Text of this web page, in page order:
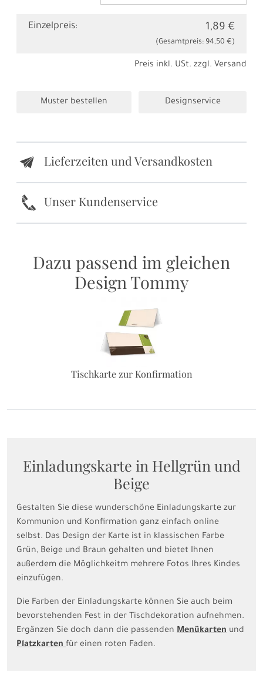
Einzelpreis: 1,89 €
(Gesamtpreis: 94,50 €)
Preis inkl. USt. zzgl. Versand
Muster bestellen Designservice
e Lieferzeiten und Versandkosten
k Unser Kundenservice
Dazu passend im gleichen
Design Tommy
Tischkarte zur Konfirmation
Einladungskarte in Hellgrün und
Beige
Gestalten Sie diese wunderschöne Einladungskarte zur
Kommunion und Konfirmation ganz einfach online
selbst. Das Design der Karte ist in klassischen Farbe
Grün, Beige und Braun gehalten und bietet Ihnen
außerdem die Möglichkeitm mehrere Fotos Ihres Kindes
einzufügen.
Die Farben der Einladungskarte können Sie auch beim
bevorstehenden Fest in der Tischdekoration aufnehmen.
Ergänzen Sie doch dann die passenden Menükarten und
Platzkartenfür einen roten Faden.